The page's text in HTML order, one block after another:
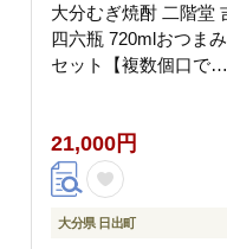
大分むぎ焼酎 二階堂
四六瓶 720mlおつまみ
セット【複数個口で配
21,000円
大分県 日出町